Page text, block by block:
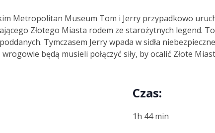
Metropolitan Museum Tom i Jerry przypadkowo
Złotego Miasta rodem ze starożytnych legend.
Tymczasem Jerry wpada w sidła
będą musieli połączyć siły, by ocalić Złote
Czas:
1h 44 min